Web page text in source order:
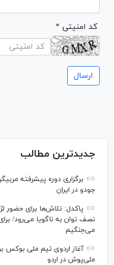
* کد امنیتی
جدیدترین مطالب
برگزاری دوره پیشرفته
جودو در ایران
پاکدل: تلاش‌ها برای حضور
نصف توان به ناگویا می‌رود/
می‌جنگیم
ملی‌پوش در اردو